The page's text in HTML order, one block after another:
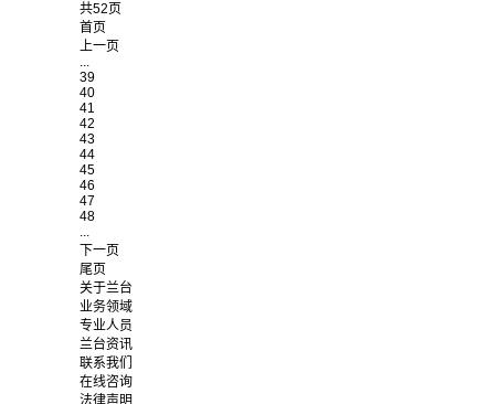
共52页
首页
上一页
...
39
40
41
42
43
44
45
46
47
48
...
下一页
尾页
关于兰台
业务领域
专业人员
兰台资讯
联系我们
在线咨询
法律声明